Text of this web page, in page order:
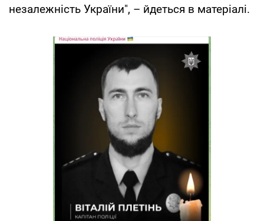
незалежність України", – йдеться в матеріалі.